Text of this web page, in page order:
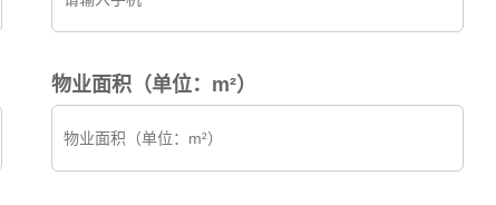
物业面积（单位：m²）